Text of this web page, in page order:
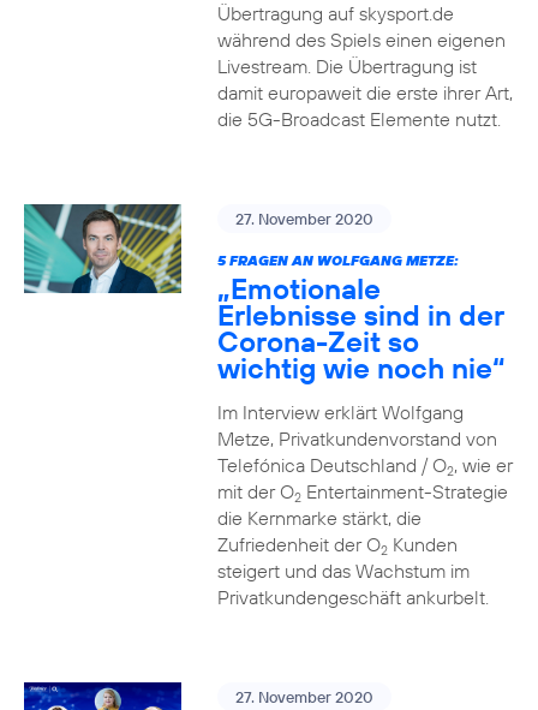
Übertragung auf skysport.de
während des Spiels einen eigenen
Livestream. Die Übertragung ist
damit europaweit die erste ihrer Art,
die 5G-Broadcast Elemente nutzt.
27. November 2020
5 FRAGEN AN WOLFGANG METZE:
„Emotionale
Erlebnisse sind in der
Corona-Zeit so
wichtig wie noch nie“
Im Interview erklärt Wolfgang
Metze, Privatkundenvorstand von
Telefónica Deutschland / O2, wie er
mit der O2Entertainment-Strategie
die Kernmarke stärkt, die
Zufriedenheit der O2Kunden
steigert und das Wachstum im
Privatkundengeschäft ankurbelt.
27. November 2020